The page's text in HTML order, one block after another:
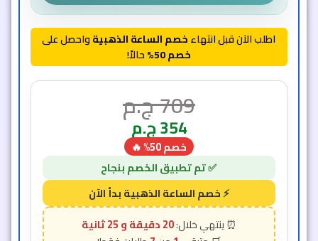
اطلب الآن قبل انتهاءخصم الساعة الذهبيةواحصل على
خصم 50%
حالاً!
709ج.م
354ج.م
خصم 50% 🔥
20 دقيقة و 23 ثانية